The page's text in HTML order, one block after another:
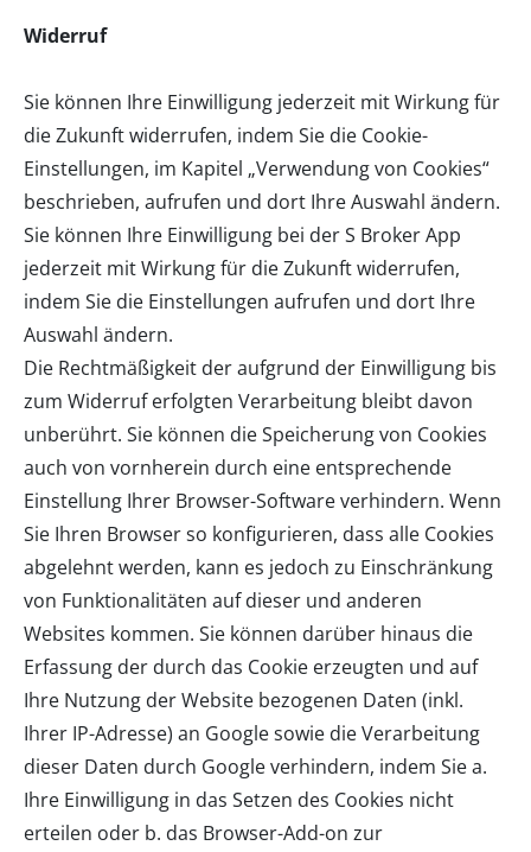
Widerruf
Sie können Ihre Einwilligung jederzeit mit Wirkung für
die Zukunft widerrufen, indem Sie die Cookie-
Einstellungen, im Kapitel „Verwendung von Cookies“
beschrieben, aufrufen und dort Ihre Auswahl ändern.
Sie können Ihre Einwilligung bei der S Broker App
jederzeit mit Wirkung für die Zukunft widerrufen,
indem Sie die Einstellungen aufrufen und dort Ihre
Auswahl ändern.
Die Rechtmäßigkeit der aufgrund der Einwilligung bis
zum Widerruf erfolgten Verarbeitung bleibt davon
unberührt. Sie können die Speicherung von Cookies
auch von vornherein durch eine entsprechende
Einstellung Ihrer Browser-Software verhindern. Wenn
Sie Ihren Browser so konfigurieren, dass alle Cookies
abgelehnt werden, kann es jedoch zu Einschränkung
von Funktionalitäten auf dieser und anderen
Websites kommen. Sie können darüber hinaus die
Erfassung der durch das Cookie erzeugten und auf
Ihre Nutzung der Website bezogenen Daten (inkl.
Ihrer IP-Adresse) an Google sowie die Verarbeitung
dieser Daten durch Google verhindern, indem Sie a.
Ihre Einwilligung in das Setzen des Cookies nicht
erteilen oder b. das Browser-Add-on zur